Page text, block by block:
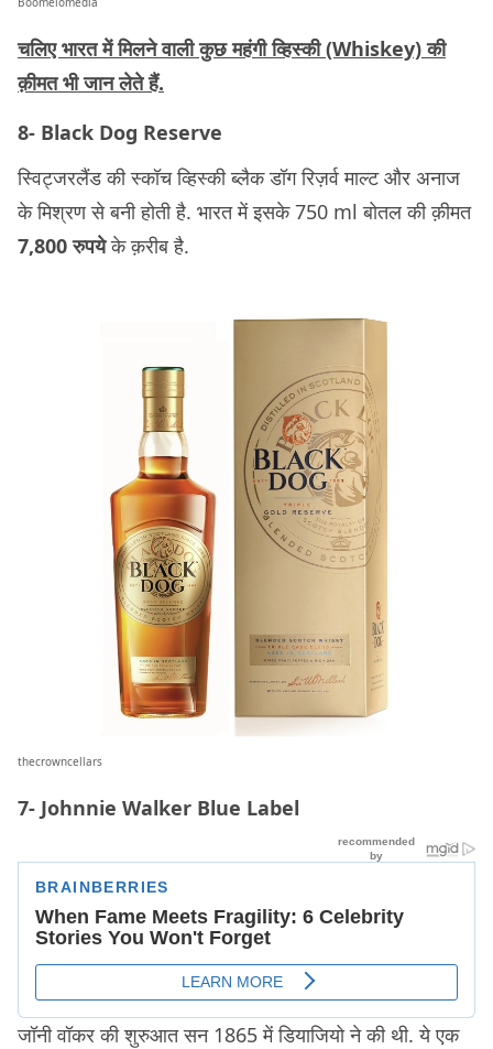
चलिए भारत में मिलने वाली कुछ महंगीव्हिस्की (Whiskey)की
क़ीमत भी जान लेते हैं.
8- Black Dog Reserve
स्विट्जरलैंड की स्कॉच व्हिस्की ब्लैक डॉग रिज़र्व माल्ट और अनाज
के मिश्रण से बनी होती है. भारत में इसके 750 ml बोतल की क़ीमत
7,800 रुपयेके क़रीब है.
thecrowncellars
7- Johnnie Walker Blue Label
जॉनी वॉकर की शुरुआत सन 1865 में डियाजियो ने की थी. ये एक